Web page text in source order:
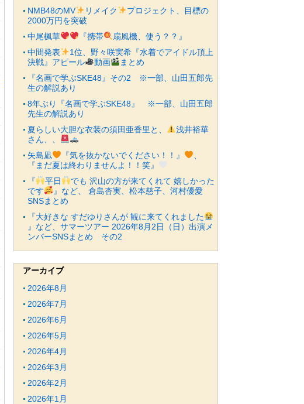
NMB48のMV
リメイク
プロジェクト、目標の
2000万円を突破
中尾楓華
『携帯
扇風機、使う？？』
中間発表
1位、野々咲実希『水着でアイドル頂上
決戦』アピール
動画
まとめ
『名画で学ぶSKE48』その2 ※一部、山田五郎先
生の解説あり
8年ぶり『名画で学ぶSKE48』 ※一部、山田五郎
先生の解説あり
夏らしい大胆な衣装の須田亜香里と、
浅井裕華
さん、、
矢島凪
『気を抜かないでください！！』
『まだ夏は終わりませんよ！！笑』
『
平日
でも 沢山の方が来てくれて 嬉しかった
です
』など、 倉島杏実、松本慈子、河村優愛
SNSまとめ
『大好きな すだゆりさんが 観に来てくれました
』など、サマーツアー 2026年8月2日（日）出演メ
ンバーSNSまとめ その2
アーカイブ
2026年8月
2026年7月
2026年6月
2026年5月
2026年4月
2026年3月
2026年2月
2026年1月